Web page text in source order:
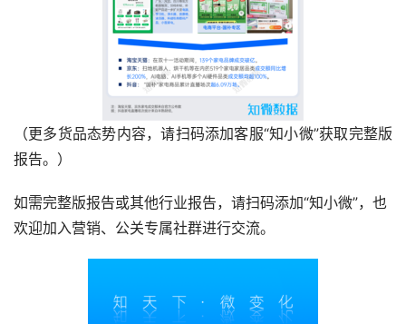
（更多货品态势内容，请扫码添加客服“知小微”获取完整版
报告。）
如需完整版报告或其他行业报告，请扫码添加“知小微”，也
欢迎加入营销、公关专属社群进行交流。